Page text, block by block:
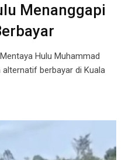
Menanggapi
Hulu Muhammad
berbayar di Kuala